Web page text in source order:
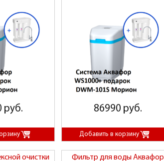
руб. 86990 руб.
очистки
Фильтр для воды Аквафор